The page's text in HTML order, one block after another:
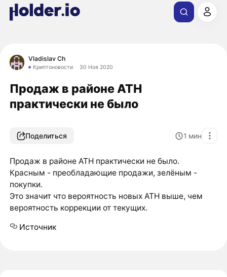
Vladislav Ch
Криптоновости 30 Ноя 2020
Продаж в районе ATH
практически не было
Поделиться 1 мин
Продаж в районе ATH практически не было.
Красным - преобладающие продажи, зелёным -
покупки.
Это значит что вероятность новых ATH выше, чем
вероятность коррекции от текущих.
Источник